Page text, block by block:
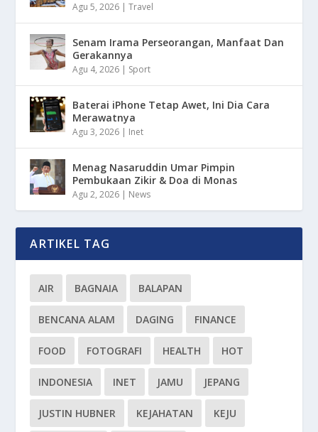
Agu 5, 2026 |Travel
Senam Irama Perseorangan, Manfaat Dan
Gerakannya
Agu 4, 2026 | Sport
Baterai iPhone Tetap Awet, Ini Dia Cara
Merawatnya
Agu 3, 2026 | Inet
Menag Nasaruddin Umar Pimpin
Pembukaan Zikir & Doa di Monas
Agu 2, 2026 | News
ARTIKEL TAG
AIR BAGNAIA BALAPAN
BENCANA ALAM DAGING FINANCE
FOOD FOTOGRAFI HEALTH HOT
INDONESIA INET JAMU JEPANG
JUSTIN HUBNER KEJAHATAN KEJU